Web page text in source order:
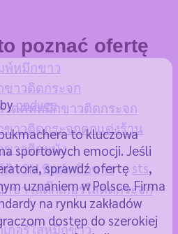
พ์หมึกขาว
าวติดกระจก
ไดคัทหมึกขาวติดกระจก
าวติดกระจกตกแต่งร้าน
าวติดผนัง
ฝ้า 3M พิมพ์หมึกขาว
ขาวสติ๊กเกอร์ใสติดกระจก
กอร์ใสหมึกขาว
poznać ofertę
padvee
to kluczowa
sportowych emocji. Jeśli
sprawdź ofertę sts,
uznaniem w Polsce. Firma
na rynku zakładów
dostęp do szerokiej